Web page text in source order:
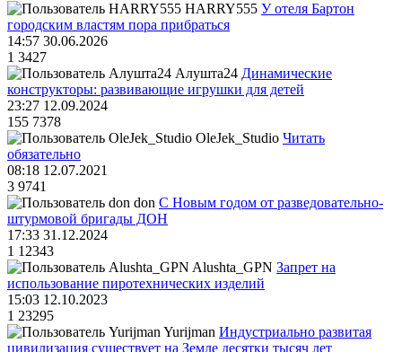
HARRY555 У отеля Бартон
городским властям пора прибраться
14:57 30.06.2026
1 3427
Алушта24 Динамические
конструкторы: развивающие игрушки для детей
23:27 12.09.2024
155 7378
OleJek_Studio Читать
обязательно
08:18 12.07.2021
3 9741
don С Новым годом от разведовательно-
штурмовой бригады ДОН
17:33 31.12.2024
1 12343
Alushta_GPN Запрет на
использование пиротехнических изделий
15:03 12.10.2023
1 23295
Yurijman Индустриально развитая
цивилизация существует на Земле десятки тысяч лет